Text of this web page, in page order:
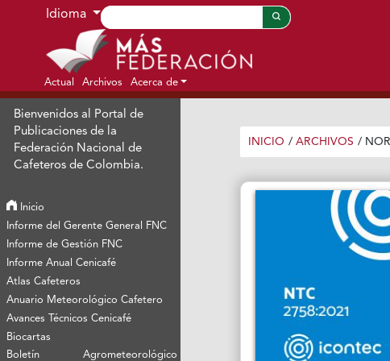
Ir al menú de navegación principal
Ir al contenido principal
Ir al pie de página del sitio
Idioma
Actual Archivos Acerca de
Bienvenidos al Portal de
Publicaciones de la
Federación Nacional de
Cafeteros de Colombia.
Inicio
Informe del Gerente General FNC
Informe de Gestión FNC
Informe Anual Cenicafé
Atlas Cafeteros
Anuario Meteorológico Cafetero
Avances Técnicos Cenicafé
Biocartas
Boletín Agrometeorológico
INICIO / ARCHIVOS /